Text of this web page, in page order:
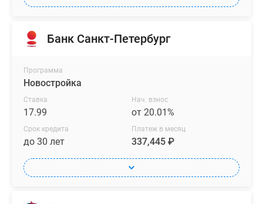
Банк Санкт-Петербург
Программа
Новостройка
Ставка
17.99
Нач. взнос
от 20.01%
Срок кредита
до 30 лет
Платеж в месяц
337,445 ₽